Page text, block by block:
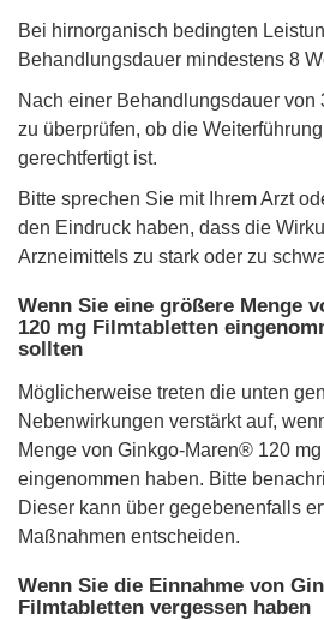
Bei hirnorganisch bedingten
Behandlungsdauer mindestens 8
Nach einer Behandlungsdauer von
zu überprüfen, ob die
gerechtfertigt ist.
Bitte sprechen Sie mit Ihrem Arzt
den Eindruck haben, dass die
Arzneimittels zu stark oder zu
Wenn Sie eine größere Menge
120 mg Filmtabletten
sollten
Möglicherweise treten die unten
Nebenwirkungen verstärkt auf,
Menge von Ginkgo-Maren® 120
eingenommen haben. Bitte
Dieser kann über gegebenenfalls
Maßnahmen entscheiden.
Wenn Sie die Einnahme von
Filmtabletten vergessen haben